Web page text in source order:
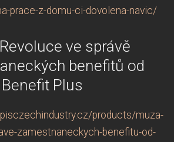
prace-z-domu-ci-dovolena-navic/
ve správě
benefitů od
Benefit Plus
products/muza-
zamestnaneckych-benefitu-od-